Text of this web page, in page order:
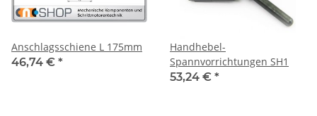
Anschlagsschiene L 175mm
46,74 € *
Handhebel-
Spannvorrichtungen SH1
53,24 € *